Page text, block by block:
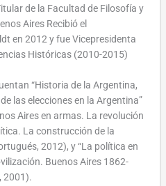
de la Facultad de Filosofía y
Aires Recibió el
en 2012 y fue Vicepresidenta
Históricas (2010-2015)
“Historia de la Argentina,
las elecciones en la Argentina”
Aires en armas. La revolución
La construcción de la
2012), y “La política en
Buenos Aires 1862-
2001).